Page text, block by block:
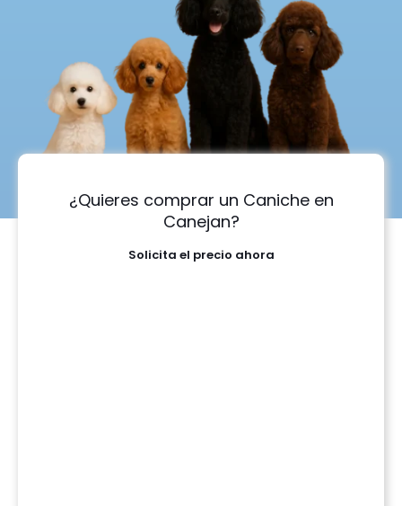
¿Quieres comprar un Caniche en
Canejan?
Solicita el precio ahora